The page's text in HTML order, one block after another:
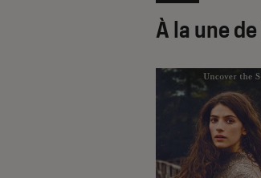
À la une de